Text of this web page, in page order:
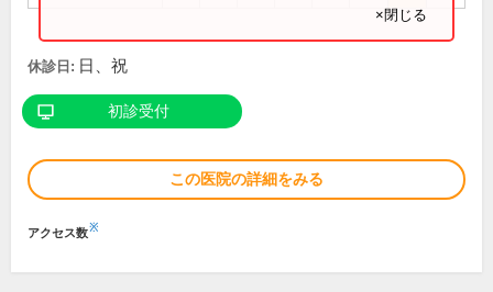
×閉じる
休診日: 日、祝
初診受付
この医院の詳細をみる
アクセス数※